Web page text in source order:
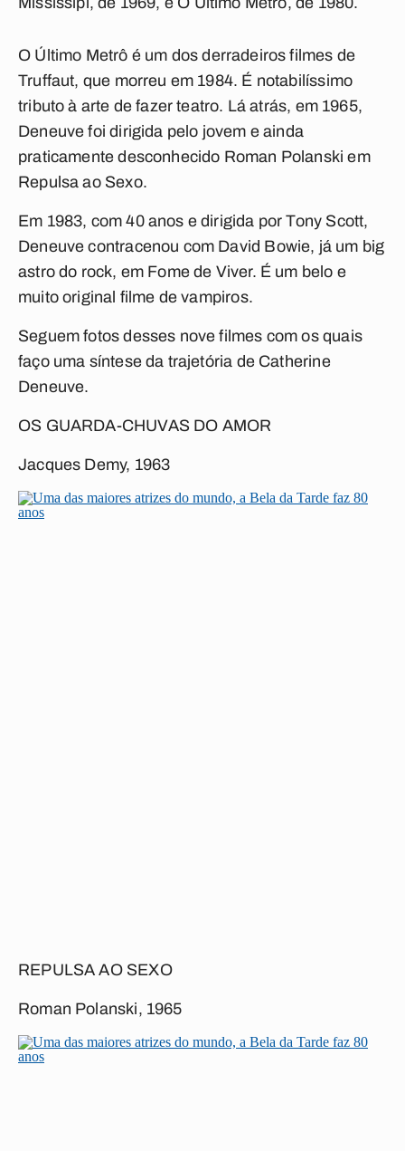
O Último Metrô é um dos derradeiros filmes de
Truffaut, que morreu em 1984. É notabilíssimo
tributo à arte de fazer teatro. Lá atrás, em 1965,
Deneuve foi dirigida pelo jovem e ainda
praticamente desconhecido Roman Polanski em
Repulsa ao Sexo.
Em 1983, com 40 anos e dirigida por Tony Scott,
Deneuve contracenou com David Bowie, já um big
astro do rock, em Fome de Viver. É um belo e
muito original filme de vampiros.
Seguem fotos desses nove filmes com os quais
faço uma síntese da trajetória de Catherine
Deneuve.
OS GUARDA-CHUVAS DO AMOR
Jacques Demy, 1963
REPULSA AO SEXO
Roman Polanski, 1965